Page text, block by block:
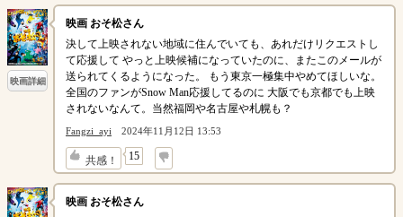
映画詳細
映画 おそ松さん
決して上映されない地域に住んでいても、あれだけリクエストし
て応援して やっと上映候補になっていたのに、またこのメールが
送られてくるようになった。 もう東京一極集中やめてほしいな。
全国のファンがSnow Man応援してるのに 大阪でも京都でも上映
されないなんて。当然福岡や名古屋や札幌も？
Fangzi_ayi 2024年11月12日 13:53
共感！ 15
↓
映画 おそ松さん